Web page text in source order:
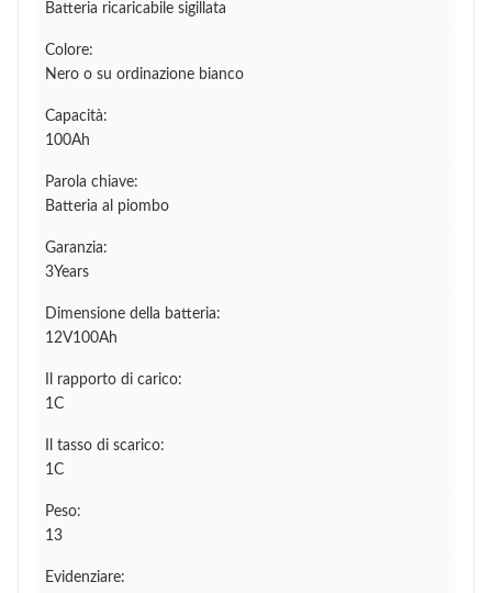
Batteria ricaricabile sigillata
Colore:
Nero o su ordinazione bianco
Capacità:
100Ah
Parola chiave:
Batteria al piombo
Garanzia:
3Years
Dimensione della batteria:
12V100Ah
Il rapporto di carico:
1C
Il tasso di scarico:
1C
Peso:
13
Evidenziare: